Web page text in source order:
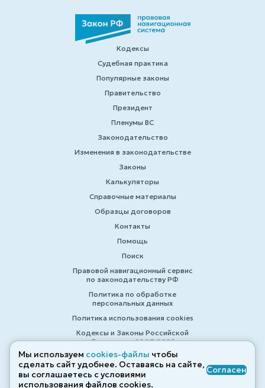
Кодексы
Судебная практика
Популярные законы
Правительство
Президент
Пленумы ВС
Законодательство
Изменения в законодательстве
Законы
Калькуляторы
Справочные материалы
Образцы договоров
Контакты
Помощь
Поиск
Правовой навигационный сервис
по законодательству РФ
Политика по обработке
персональных данных
Политика использования cookies
Кодексы и Законы Российской
Федерации 2007-2026
© ZAKONRF.INFO
Мы используем cookies-файлы чтобы
сделать сайт удобнее. Оставаясь на сайте,
вы соглашаетесь с условиями
использования файлов cооkies.
Согласен